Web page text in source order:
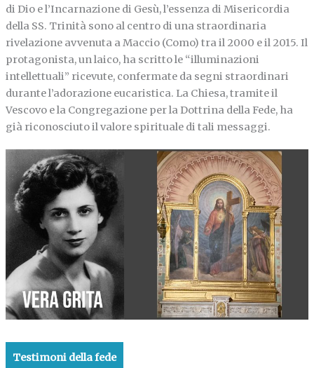
di Dio e l’Incarnazione di Gesù, l’essenza di Misericordia
della SS. Trinità sono al centro di una straordinaria
rivelazione avvenuta a Maccio (Como) tra il 2000 e il 2015. Il
protagonista, un laico, ha scritto le “illuminazioni
intellettuali” ricevute, confermate da segni straordinari
durante l’adorazione eucaristica. La Chiesa, tramite il
Vescovo e la Congregazione per la Dottrina della Fede, ha
già riconosciuto il valore spirituale di tali messaggi.
Testimoni della fede